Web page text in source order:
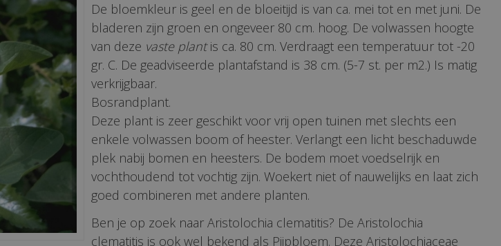
De bloemkleur is geel en de bloeitijd is van ca. mei tot en met juni. De
bladeren zijn groen en ongeveer 80 cm. hoog. De volwassen hoogte
van deze vaste plantis ca. 80 cm. Verdraagt een temperatuur tot -20
gr. C. De geadviseerde plantafstand is 38 cm. (5-7 st. per m2.) Is matig
verkrijgbaar.
Bosrandplant.
Deze plant is zeer geschikt voor vrij open tuinen met slechts een
enkele volwassen boom of heester. Verlangt een licht beschaduwde
plek nabij bomen en heesters. De bodem moet voedselrijk en
vochthoudend tot vochtig zijn. Woekert niet of nauwelijks en laat zich
goed combineren met andere planten.
Ben je op zoek naar Aristolochia clematitis? De Aristolochia
clematitis is ook wel bekend als Pijpbloem. Deze Aristolochiaceae